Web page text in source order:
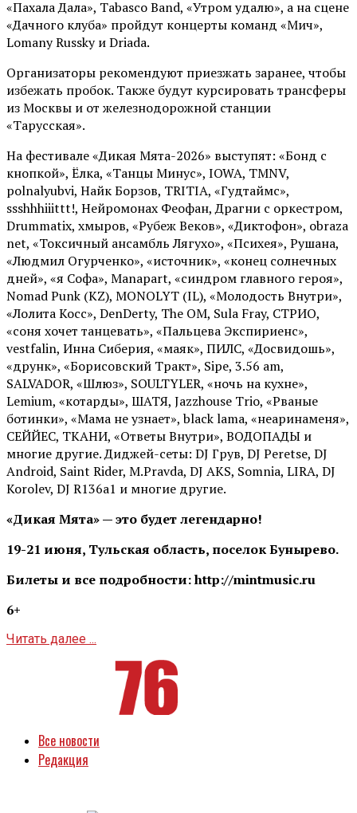
«Пахала Дала», Tabasco Band, «Утром удалю», а на сцене
«Дачного клуба» пройдут концерты команд «Мич»,
Lomany Russky и Driada.
Организаторы рекомендуют приезжать заранее, чтобы
избежать пробок. Также будут курсировать трансферы
из Москвы и от железнодорожной станции
«Тарусская».
На фестивале «Дикая Мята-2026» выступят: «Бонд с
кнопкой», Ёлка, «Танцы Минус», IOWA, TMNV,
polnalyubvi, Найк Борзов, TRITIA, «Гудтаймс»,
ssshhhiiittt!, Нейромонах Феофан, Драгни с оркестром,
Drummatix, хмыров, «Рубеж Веков», «Диктофон», obraza
net, «Токсичный ансамбль Лягухо», «Психея», Рушана,
«Людмил Огурченко», «источник», «конец солнечных
дней», «я Софа», Manapart, «синдром главного героя»,
Nomad Punk (KZ), MONOLYT (IL), «Молодость Внутри»,
«Лолита Косс», DenDerty, The OM, Sula Fray, СТРИО,
«соня хочет танцевать», «Пальцева Экспириенс»,
vestfalin, Инна Сиберия, «маяк», ПИЛС, «Досвидошь»,
«друнк», «Борисовский Тракт», Sipe, 3.56 am,
SALVADOR, «Шлюз», SOULTYLER, «ночь на кухне»,
Lemium, «котарды», ШАТЯ, Jazzhouse Trio, «Рваные
ботинки», «Мама не узнает», black lama, «неаринаменя»,
СЕЙЙЕС, ТКАНИ, «Ответы Внутри», ВОДОПАДЫ и
многие другие. Диджей-сеты: DJ Грув, DJ Peretse, DJ
Android, Saint Rider, М.Pravda, DJ AKS, Somnia, LIRA, DJ
Korolev, DJ R136a1 и многие другие.
«Дикая Мята» — это будет легендарно!
19-21 июня, Тульская область, поселок Бунырево.
Билеты и все подробности: http://mintmusic.ru
6+
Читать далее ...
Все новости
Редакция